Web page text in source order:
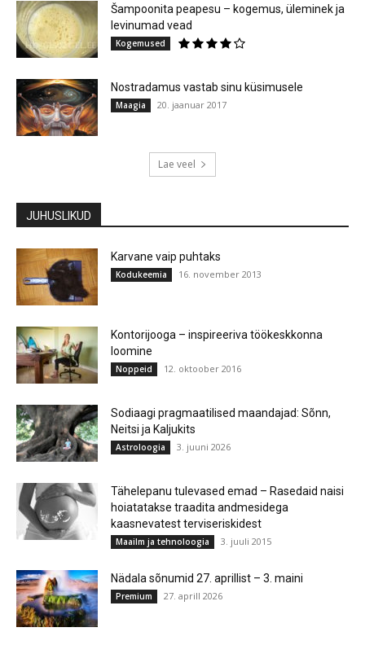
Šampoonita peapesu – kogemus, üleminek ja
levinumad vead
Kogemused
Nostradamus vastab sinu küsimusele
Maagia 20. jaanuar 2017
Lae veel
JUHUSLIKUD
Karvane vaip puhtaks
Kodukeemia 16. november 2013
Kontorijooga – inspireeriva töökeskkonna
loomine
Noppeid 12. oktoober 2016
Sodiaagi pragmaatilised maandajad: Sõnn,
Neitsi ja Kaljukits
Astroloogia 3. juuni 2026
Tähelepanu tulevased emad – Rasedaid naisi
hoiatatakse traadita andmesidega
kaasnevatest terviseriskidest
Maailm ja tehnoloogia 3. juuli 2015
Nädala sõnumid 27. aprillist – 3. maini
Premium 27. aprill 2026